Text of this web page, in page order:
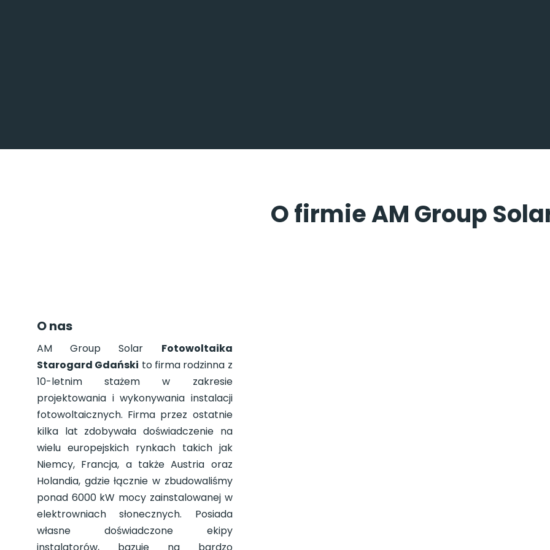
O firmie AM Group
O nas
AM Group Solar Fotowoltaika
Starogard Gdański to firma rodzinna z
10-letnim stażem w zakresie
projektowania i wykonywania instalacji
fotowoltaicznych. Firma przez ostatnie
kilka lat zdobywała doświadczenie na
wielu europejskich rynkach takich jak
Niemcy, Francja, a także Austria oraz
Holandia, gdzie łącznie w zbudowaliśmy
ponad 6000 kW mocy zainstalowanej w
elektrowniach słonecznych. Posiada
własne doświadczone ekipy
instalatorów, bazuje na bardzo